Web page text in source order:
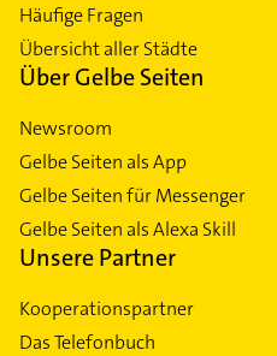
Häufige Fragen
Übersicht aller Städte
Über Gelbe Seiten
Newsroom
Gelbe Seiten als App
Gelbe Seiten für Messenger
Gelbe Seiten als Alexa Skill
Unsere Partner
Kooperationspartner
Das Telefonbuch